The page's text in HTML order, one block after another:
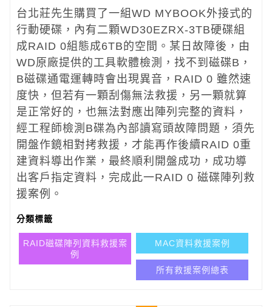
台北莊先生購買了一組WD MYBOOK外接式的
行動硬碟，內有二顆WD30EZRX-3TB硬碟組
成RAID 0組態成6TB的空間。某日故障後，由
WD原廠提供的工具軟體檢測，找不到磁碟B，
B磁碟通電運轉時會出現異音，RAID 0 雖然速
度快，但若有一顆刮傷無法救援，另一顆就算
是正常好的，也無法對應出陣列完整的資料，
經工程師檢測B碟為內部讀寫頭故障問題，須先
開盤作鏡相對拷救援，才能再作後續RAID 0重
建資料導出作業，最終順利開盤成功，成功導
出客戶指定資料，完成此一RAID 0 磁碟陣列救
援案例。
分類標籤
RAID磁碟陣列資料救援案
例
MAC資料救援案例
所有救援案例總表